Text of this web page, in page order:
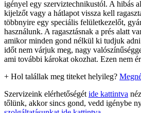
igényel egy szerviztechnikustól. A hibás
kijelzőt vagy a hátlapot vissza kell
többnyire egy speciális felületkezelőt,
használunk. A ragasztásnak a prés alatt
amikor minden gond nélkül ki tudjuk
időt nem várjuk meg, nagy
ami további károkat okozhat. Ezen nem
+ Hol talállak meg titeket helyileg?
Szervizeink elérhetőségét ide kattintva
tőlünk, akkor sincs gond, vedd igénybe